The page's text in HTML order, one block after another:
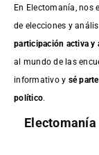
En Electomanía, nos
de elecciones y
participación activa y
al mundo de las
informativo y sé
político.
Electomanía